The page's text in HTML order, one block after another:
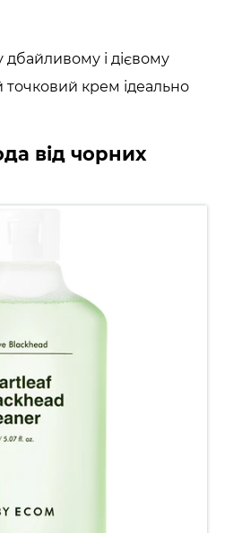
дбайливому і дієвому
точковий крем ідеально
від чорних